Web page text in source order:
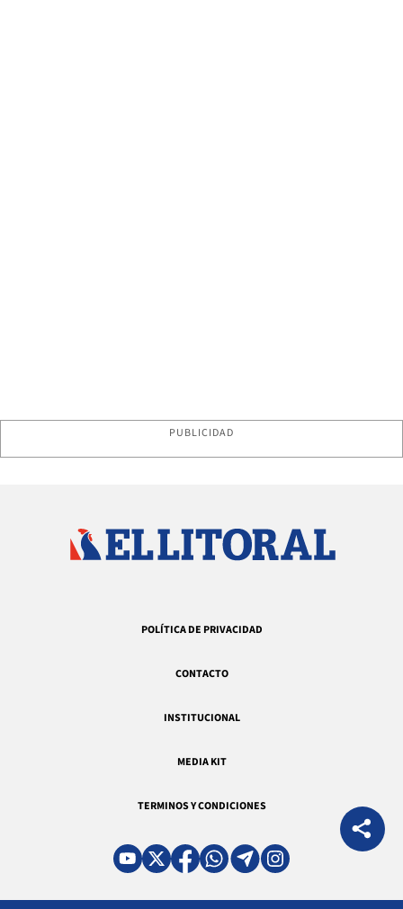
PUBLICIDAD
POLÍTICA DE PRIVACIDAD
CONTACTO
INSTITUCIONAL
MEDIA KIT
TERMINOS Y CONDICIONES